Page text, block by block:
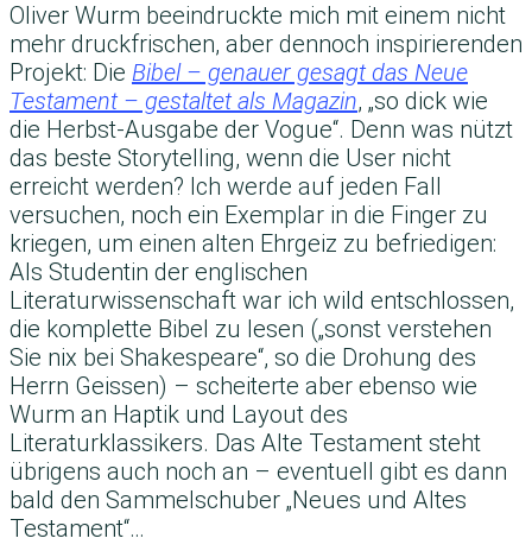
Oliver Wurm beeindruckte mich mit einem nicht
mehr druckfrischen, aber dennoch inspirierenden
Projekt: Die Bibel – genauer gesagt das Neue
Testament – gestaltet als Magazin, „so dick wie
die Herbst-Ausgabe der Vogue“. Denn was nützt
das beste Storytelling, wenn die User nicht
erreicht werden? Ich werde auf jeden Fall
versuchen, noch ein Exemplar in die Finger zu
kriegen, um einen alten Ehrgeiz zu befriedigen:
Als Studentin der englischen
Literaturwissenschaft war ich wild entschlossen,
die komplette Bibel zu lesen („sonst verstehen
Sie nix bei Shakespeare“, so die Drohung des
Herrn Geissen) – scheiterte aber ebenso wie
Wurm an Haptik und Layout des
Literaturklassikers. Das Alte Testament steht
übrigens auch noch an – eventuell gibt es dann
bald den Sammelschuber „Neues und Altes
Testament“…